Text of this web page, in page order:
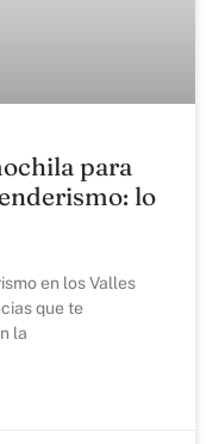
para
lo
en los Valles
que te
la